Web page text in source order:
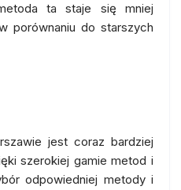
ta staje się mniej
porównaniu do starszych
jest coraz bardziej
szerokiej gamie metod i
odpowiedniej metody i